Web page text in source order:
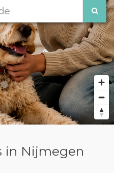
in Nijmegen